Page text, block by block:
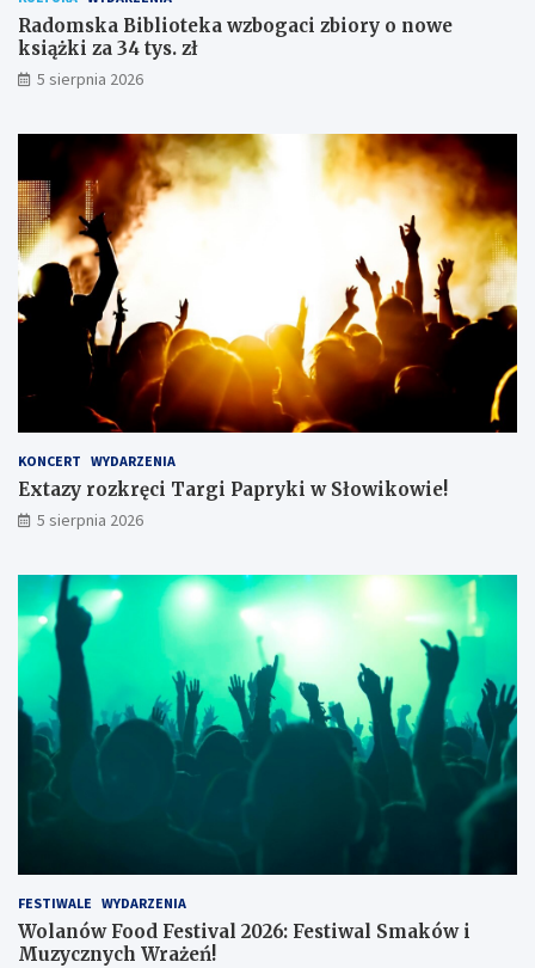
g
a
c
i
b
o
r
y
o
n
o
w
ą
ż
k
i
z
t
y
s
z
r
y
k
i
S
o
w
i
k
o
w
i
Radomska Biblioteka wzbogaci zbiory o nowe
książki za 34 tys. zł
5 sierpnia 2026
KONCERT WYDARZENIA
Extazy rozkręci Targi Papryki w Słowikowie!
5 sierpnia 2026
FESTIWALE WYDARZENIA
Wolanów Food Festival 2026: Festiwal Smaków i
Muzycznych Wrażeń!